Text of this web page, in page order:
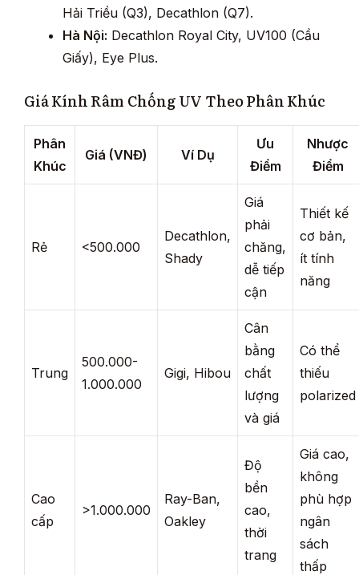
Hải Triều (Q3), Decathlon (Q7).
Hà Nội: Decathlon Royal City, UV100 (Cầu
Giấy), Eye Plus.
Giá Kính Râm Chống UV Theo Phân Khúc
Phân
Khúc
Giá (VNĐ) Ví Dụ
Ưu
Điểm
Nhược
Điểm
Rẻ <500.000
Decathlon,
Shady
Giá
phải
chăng,
dễ tiếp
cận
Thiết kế
cơ bản,
ít tính
năng
Trung
500.000-
1.000.000
Gigi, Hibou
Cân
bằng
chất
lượng
và giá
Có thể
thiếu
polarized
Cao
cấp
>1.000.000
Ray-Ban,
Oakley
Độ
bền
cao,
thời
trang
Giá cao,
không
phù hợp
ngân
sách
thấp